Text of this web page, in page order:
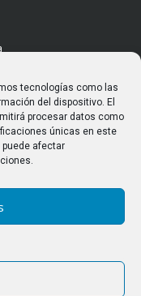
tecnologías como las
del dispositivo. El
procesar datos como
únicas en este
afectar
el Castillo de los
Su rehabilitación
su riqueza
para actividades
de agosto de 2026